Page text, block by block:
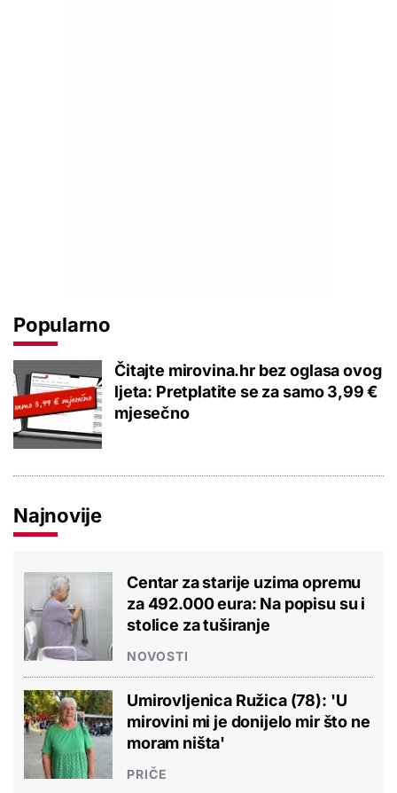
Popularno
Čitajte mirovina.hr bez oglasa ovog
ljeta: Pretplatite se za samo 3,99 €
mjesečno
Najnovije
Centar za starije uzima opremu
za 492.000 eura: Na popisu su i
stolice za tuširanje
NOVOSTI
Umirovljenica Ružica (78): 'U
mirovini mi je donijelo mir što ne
moram ništa'
PRIČE